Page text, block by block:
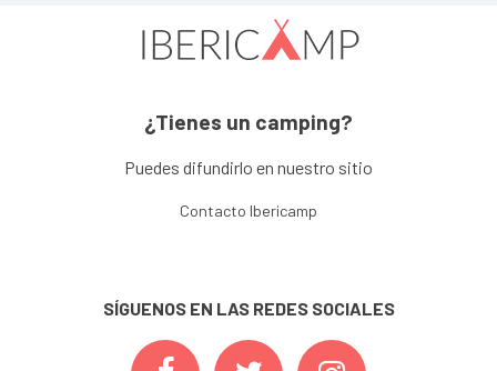
¿Tienes un camping?
Puedes difundirlo en nuestro sitio
Contacto Ibericamp
SÍGUENOS EN LAS REDES SOCIALES